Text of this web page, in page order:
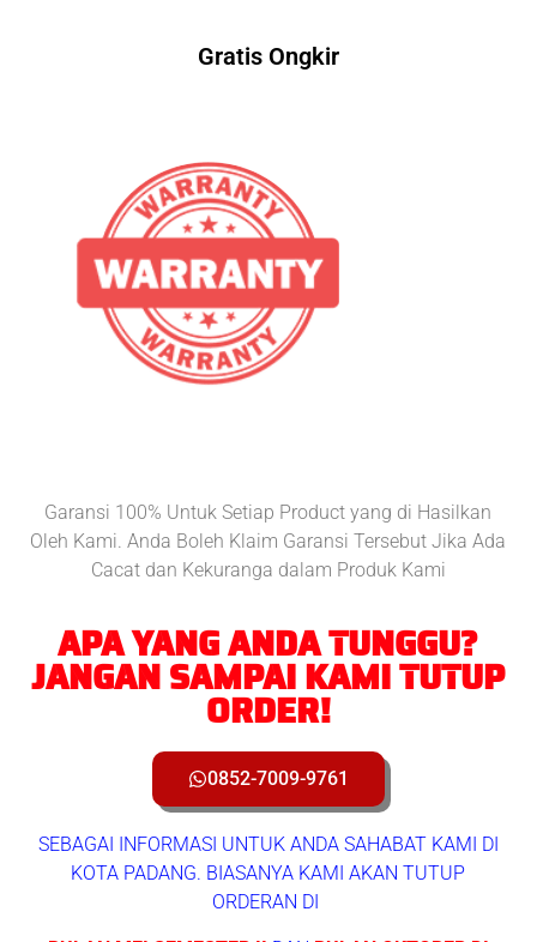
Gratis Ongkir
Garansi 100% Untuk Setiap Product yang di Hasilkan
Oleh Kami. Anda Boleh Klaim Garansi Tersebut Jika Ada
Cacat dan Kekuranga dalam Produk Kami
APA YANG ANDA TUNGGU?
JANGAN SAMPAI KAMI TUTUP
ORDER!
0852-7009-9761
SEBAGAI INFORMASI UNTUK ANDA SAHABAT KAMI DI
KOTA PADANG. BIASANYA KAMI AKAN TUTUP
ORDERAN DI